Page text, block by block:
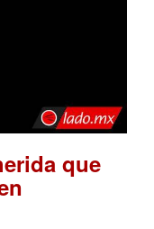
que